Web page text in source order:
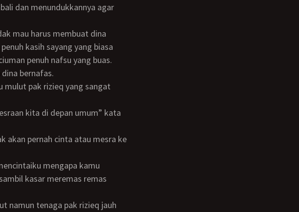
dan menundukkannya agar
kasih sayang yang biasa
penuh nafsu yang buas.
bernafas.
kasar meremas remas